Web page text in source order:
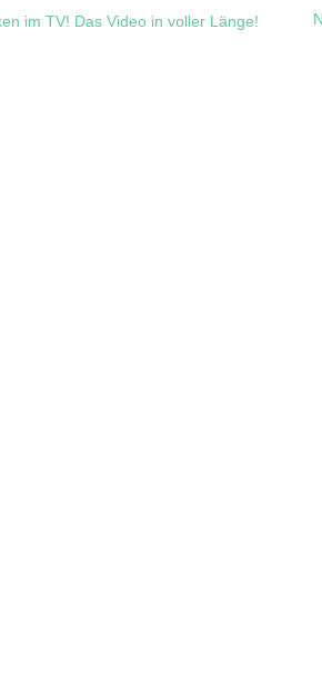
im TV! Das Video in voller Länge!